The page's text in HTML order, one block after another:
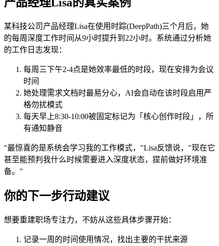
产品经理Lisa的真实案例
某科技公司产品经理Lisa在使用时踪(DeepPath)三个月后，她
的每周深度工作时间从9小时提升到22小时。系统通过分析她
的工作日志发现：
每周三下午2-4点是她效率最低的时段，现在安排为会议
时间
她处理需求文档时最易分心，AI会自动在该时段启用严
格勿扰模式
每天早上8:30-10:00被固定标记为「核心创作时段」，所
有通知静音
"最惊喜的是系统会学习我的工作模式，"Lisa反馈说，"现在它
甚至能预判我什么时候需要进入深度状态，提前做好环境准
备。"
你的下一步行动建议
想要重建职场专注力，不妨从这些具体步骤开始：
记录一周的时间使用情况，找出主要的干扰来源